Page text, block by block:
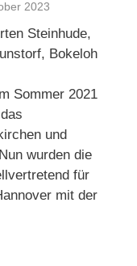
2023
Steinhude,
Bokeloh
Sommer 2021
und
wurden die
für
mit der